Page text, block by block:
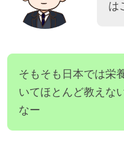
は
そもそも日本では栄
いてほとんど教えな
なー